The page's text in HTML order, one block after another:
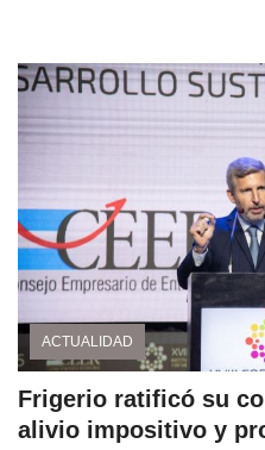
ACTUALIDAD
Frigerio ratificó su
alivio impositivo y